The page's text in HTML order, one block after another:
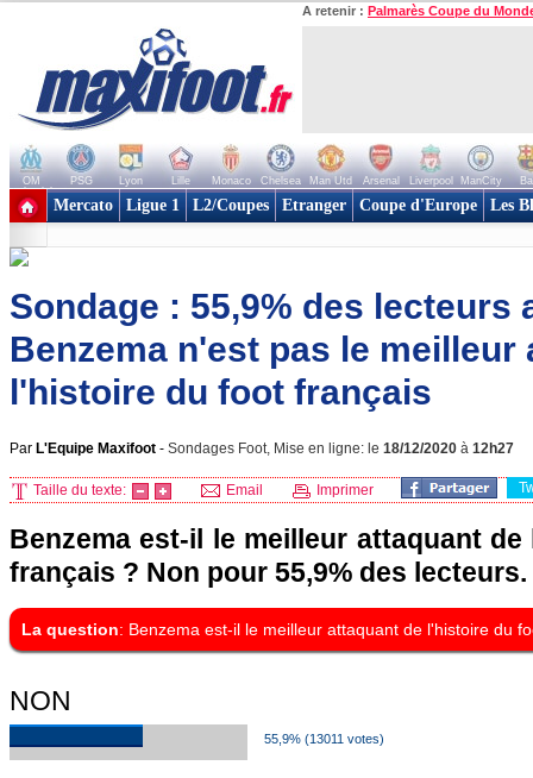
A retenir : Palmarès Coupe du
OM PSG Lyon Lille Monaco Chelsea Man Utd Arsenal Liverpool ManCity
+ de clubs
Mercato Ligue 1 L2/Coupes Etranger Coupe d'Europe Les
Sondage : 55,9% des lecteurs
Benzema n'est pas le meilleur
l'histoire du foot français
Par L'Equipe Maxifoot - Sondages Foot, Mise en ligne: le 18/12/2020 à 12h27
Taille du texte: Email Imprimer
Benzema est-il le meilleur attaquant
français ? Non pour 55,9% des lecteurs.
La question: Benzema est-il le meilleur attaquant de l'histoire du
NON
55,9% (13011 votes)